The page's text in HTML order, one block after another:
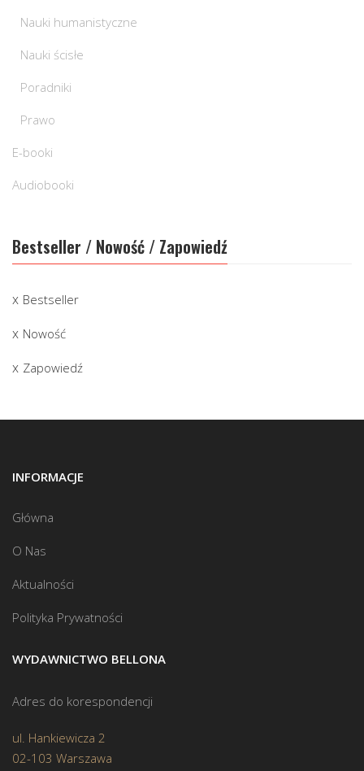
Nauki humanistyczne
Nauki ścisłe
Poradniki
Prawo
E-booki
Audiobooki
Bestseller / Nowość / Zapowiedź
Bestseller
Nowość
Zapowiedź
INFORMACJE
Główna
O Nas
Aktualności
Polityka Prywatności
WYDAWNICTWO BELLONA
Adres do korespondencji
ul. Hankiewicza 2
02-103 Warszawa